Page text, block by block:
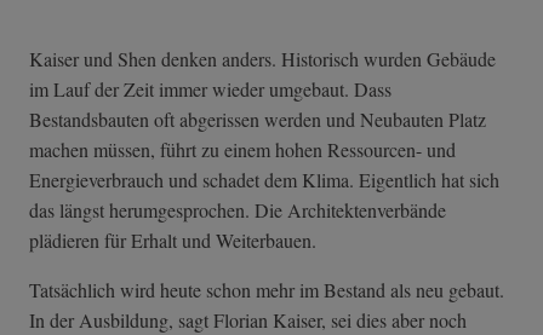
Kaiser und Shen denken anders. Historisch wurden Gebäude
im Lauf der Zeit immer wieder umgebaut. Dass
Bestandsbauten oft abgerissen werden und Neubauten Platz
machen müssen, führt zu einem hohen Ressourcen- und
Energieverbrauch und schadet dem Klima. Eigentlich hat sich
das längst herumgesprochen. Die Architektenverbände
plädieren für Erhalt und Weiterbauen.
Tatsächlich wird heute schon mehr im Bestand als neu gebaut.
In der Ausbildung, sagt Florian Kaiser, sei dies aber noch